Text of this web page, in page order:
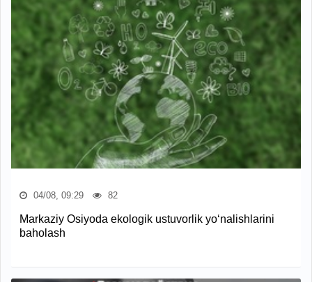
04/08, 09:29 82
Markaziy Osiyoda ekologik ustuvorlik yo‘nalishlarini
baholash